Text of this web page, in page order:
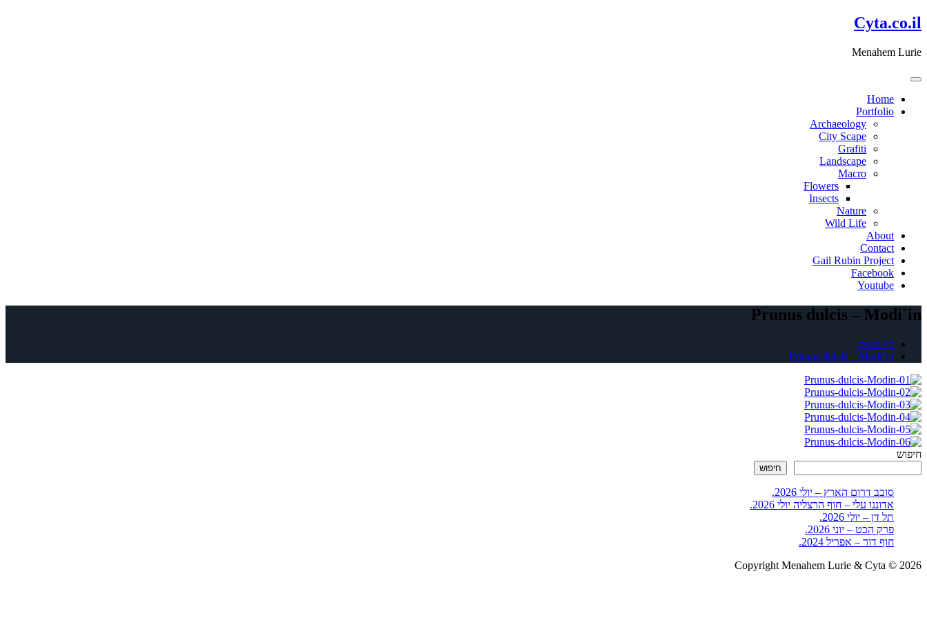
דלג
לתוכן
Cyta.co.il
Menahem Lurie
Home
Portfolio
Archaeology
City Scape
Grafiti
Landscape
Macro
Flowers
Insects
Nature
Wild Life
About
Contact
Gail Rubin Project
Facebook
Youtube
Prunus dulcis – Modi`in
דף הבית
Prunus dulcis – Modi`in
חיפוש
חיפוש
סובב דרום הארץ – יולי 2026.
אדוננו עלי – חוף הרצליה יולי 2026.
תל דן – יולי 2026.
פרק הכט – יוני 2026.
חוף דור – אפריל 2024.
Copyright Menahem Lurie & Cyta © 2026